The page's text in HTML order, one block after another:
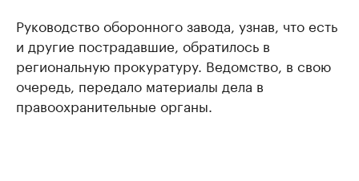
Руководство оборонного завода, узнав, что есть
и другие пострадавшие, обратилось в
региональную прокуратуру. Ведомство, в свою
очередь, передало материалы дела в
правоохранительные органы.